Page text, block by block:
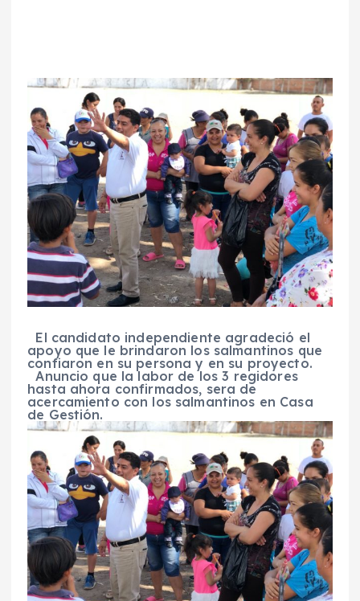
El candidato independiente agradeció el
apoyo que le brindaron los salmantinos que
confiaron en su persona y en su proyecto.
Anuncio que la labor de los 3 regidores
hasta ahora confirmados, sera de
acercamiento con los salmantinos en Casa
de Gestión.